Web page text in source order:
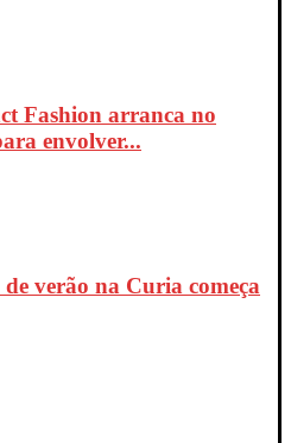
Fashion arranca no
envolver...
verão na Curia começa